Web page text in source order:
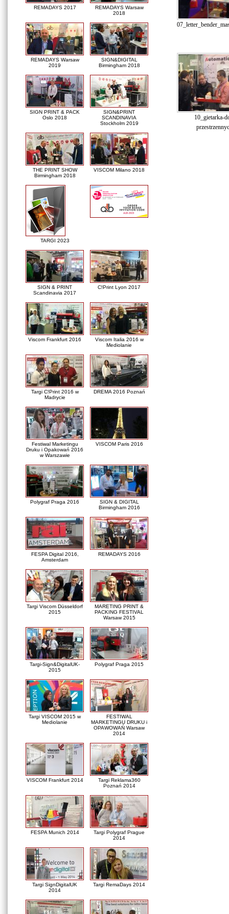
REMADAYS 2017
REMADAYS Warsaw
2018
REMADAYS Warsaw
2019
SIGN&DIGITAL
Birmingham 2018
SIGN PRINT & PACK
Oslo 2018
SIGN&PRINT
SCANDINAVIA
Stockholm 2019
THE PRINT SHOW
Birmingham 2018
VISCOM Milano 2018
TARGI 2023
SIGN & PRINT
Scandinavia 2017
C!Print Lyon 2017
Viscom Frankfurt 2016
Viscom Italia 2016 w
Mediolanie
Targi C!Print 2016 w
Madrycie
DREMA 2016 Poznań
Festiwal Marketingu
Druku i Opakowań 2016
w Warszawie
VISCOM Paris 2016
Polygraf Praga 2016
SIGN & DIGITAL
Birmingham 2016
FESPA Digital 2016,
Amsterdam
REMADAYS 2016
Targi Viscom Düsseldorf
2015
MARETING PRINT &
PACKING FESTIVAL
Warsaw 2015
Targi-Sign&DigitalUK-
2015
Polygraf Praga 2015
Targi VISCOM 2015 w
Mediolanie
FESTIWAL
MARKETINGU DRUKU i
OPAWOWAŃ Warsaw
2014
VISCOM Frankfurt 2014
Targi Reklama360
Poznań 2014
FESPA Munich 2014
Targi Polygraf Prague
2014
Targi SignDigitalUK
2014
Targi RemaDays 2014
10_gietarka-